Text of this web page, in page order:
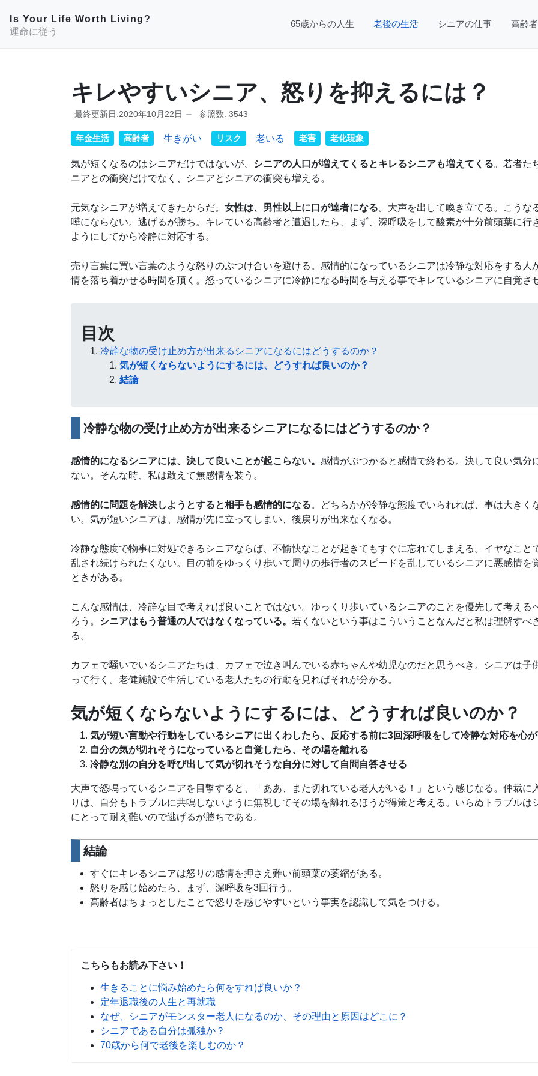
Is Your Life Worth Living?
運命に従う
65歳からの人生 老後の生活 シニアの仕事 高齢
キレやすいシニア、怒りを抑えるには？
最終更新日:2020年10月22日 参照数: 3543
年金生活 高齢者 生きがい リスク 老いる 老害 老化現象
気が短くなるのはシニアだけではないが、 シニアの人口が増えてくるとキレるシニアも増えてくる。若者た
ニアとの衝突だけでなく、シニアとシニアの衝突も増える。
元気なシニアが増えてきたからだ。 女性は、男性以上に口が達者になる。大声を出して喚き立てる。こうな
嘩にならない。逃げるが勝ち。キレている高齢者と遭遇したら、まず、深呼吸をして酸素が十分前頭葉に行
ようにしてから冷静に対応する。
売り言葉に買い言葉のような怒りのぶつけ合いを避ける。感情的になっているシニアは冷静な対応をする人
情を落ち着かせる時間を頂く。怒っているシニアに冷静になる時間を与える事でキレているシニアに自覚さ
目次
冷静な物の受け止め方が出来るシニアになるにはどうするのか？
気が短くならないようにするには、どうすれば良いのか？
結論
冷静な物の受け止め方が出来るシニアになるにはどうするのか？
感情的になるシニアには、決して良いことが起こらない。 感情がぶつかると感情で終わる。決して良い気分
ない。そんな時、私は敢えて無感情を装う。
感情的に問題を解決しようとすると相手も感情的になる。どちらかが冷静な態度でいられれば、事は大きく
い。気が短いシニアは、感情が先に立ってしまい、後戻りが出来なくなる。
冷静な態度で物事に対処できるシニアならば、不愉快なことが起きてもすぐに忘れてしまえる。イヤなこと
乱され続けられたくない。目の前をゆっくり歩いて周りの歩行者のスピードを乱しているシニアに悪感情を
ときがある。
こんな感情は、冷静な目で考えれば良いことではない。ゆっくり歩いているシニアのことを優先して考える
ろう。 シニアはもう普通の人ではなくなっている。 若くないという事はこういうことなんだと私は理解すべ
る。
カフェで騒いでいるシニアたちは、カフェで泣き叫んでいる赤ちゃんや幼児なのだと思うべき。シニアは子
って行く。老健施設で生活している老人たちの行動を見ればそれが分かる。
気が短くならないようにするには、どうすれば良いのか？
気が短い言動や行動をしているシニアに出くわしたら、反応する前に3回深呼吸をして冷静な対応を心
自分の気が切れそうになっていると自覚したら、その場を離れる
冷静な別の自分を呼び出して気が切れそうな自分に対して自問自答させる
大声で怒鳴っているシニアを目撃すると、「ああ、また切れている老人がいる！」という感じなる。仲裁に
りは、自分もトラブルに共鳴しないように無視してその場を離れるほうが得策と考える。いらぬトラブルは
にとって耐え難いので逃げるが勝ちである。
結論
すぐにキレるシニアは怒りの感情を押さえ難い前頭葉の萎縮がある。
怒りを感じ始めたら、まず、深呼吸を3回行う。
高齢者はちょっとしたことで怒りを感じやすいという事実を認識して気をつける。
こちらもお読み下さい！
生きることに悩み始めたら何をすれば良いか？
定年退職後の人生と再就職
なぜ、シニアがモンスター老人になるのか、その理由と原因はどこに？
シニアである自分は孤独か？
70歳から何で老後を楽しむのか？